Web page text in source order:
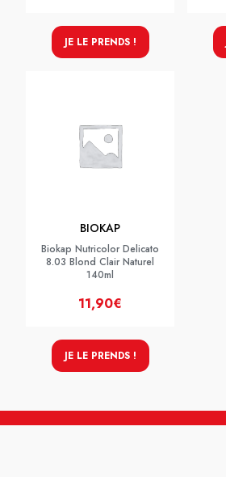
JE LE PRENDS !
BIOKAP
Biokap Nutricolor Delicato
8.03 Blond Clair Naturel
140ml
11,90€
JE LE PRENDS !